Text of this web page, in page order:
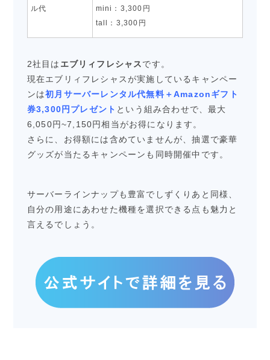
ル代
mini：3,300円
tall：3,300円
2社目は エブリィフレシャスです。
現在エブリィフレシャスが実施しているキャンペー
ンは初月サーバーレンタル代無料＋Amazonギフト
券3,300円プレゼント という組み合わせで、最大
6,050円~7,150円相当がお得になります。
さらに、お得額には含めていませんが、抽選で豪華
グッズが当たるキャンペーンも同時開催中です。
サーバーラインナップも豊富でしずくりあと同様、
自分の用途にあわせた機種を選択できる点も魅力と
言えるでしょう。